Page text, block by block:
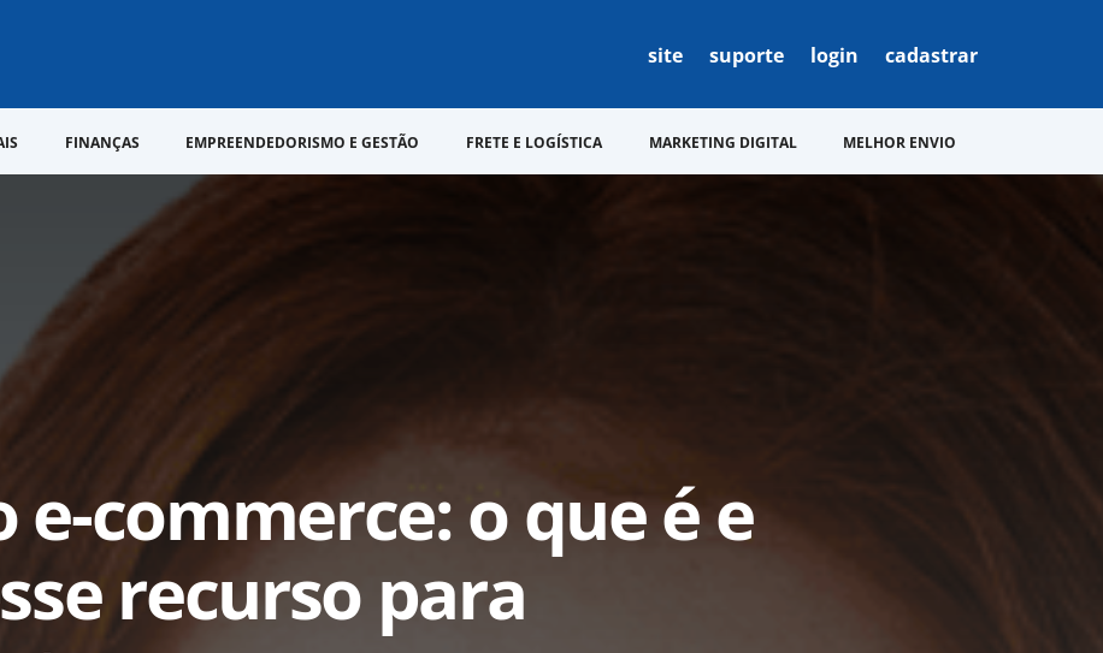
site suporte login cadastrar
FINANÇAS EMPREENDEDORISMO E GESTÃO FRETE E LOGÍSTICA MARKETING DIGITAL MELHOR ENVIO
e-commerce: o que é e
recurso para